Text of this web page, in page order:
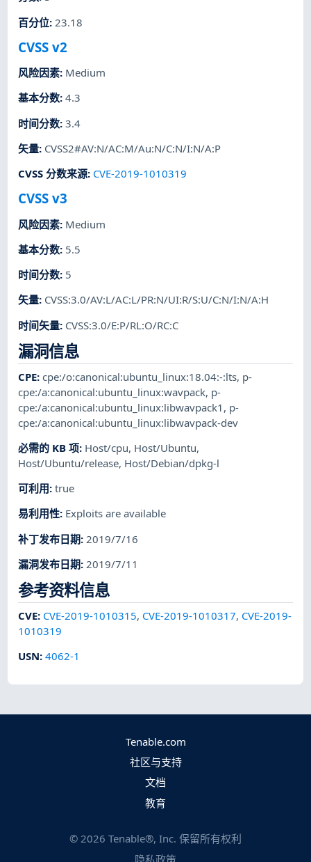
百分位: 23.18
CVSS v2
风险因素: Medium
基本分数:4.3
时间分数:3.4
矢量: CVSS2#AV:N/AC:M/Au:N/C:N/I:N/A:P
CVSS 分数来源: CVE-2019-1010319
CVSS v3
风险因素: Medium
基本分数: 5.5
时间分数: 5
矢量: CVSS:3.0/AV:L/AC:L/PR:N/UI:R/S:U/C:N/I:N/A:H
时间矢量: CVSS:3.0/E:P/RL:O/RC:C
漏洞信息
CPE:cpe:/o:canonical:ubuntu_linux:18.04:-:lts, p-
cpe:/a:canonical:ubuntu_linux:wavpack, p-
cpe:/a:canonical:ubuntu_linux:libwavpack1 , p-
cpe:/a:canonical:ubuntu_linux:libwavpack-dev
必需的 KB 项: Host/cpu, Host/Ubuntu,
Host/Ubuntu/release, Host/Debian/dpkg-l
可利用:true
易利用性: Exploits are available
补丁发布日期: 2019/7/16
漏洞发布日期:2019/7/11
参考资料信息
CVE: CVE-2019-1010315, CVE-2019-1010317, CVE-2019-
1010319
USN:4062-1
Tenable.com
社区与支持
文档
教育
© 2026 Tenable®, Inc. 保留所有权利
隐私政策